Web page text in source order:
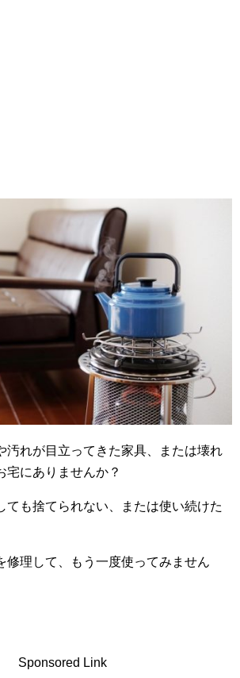
汚れが目立ってきた家具、または壊れ
宅にありませんか？
ても捨てられない、または使い続けた
修理して、もう一度使ってみません
Sponsored Link